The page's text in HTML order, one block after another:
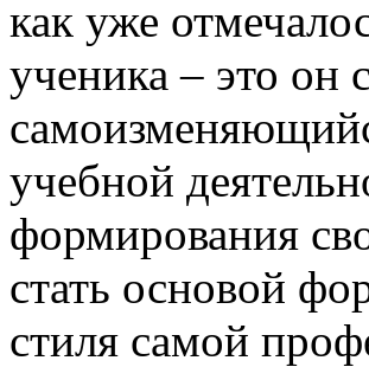
как уже
ученика – это он
учебной
формирования
стать основой
стиля самой